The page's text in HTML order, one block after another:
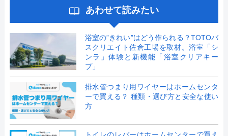
あわせて読みたい
浴室の”きれい”はどう作られる？TOTOバ
スクリエイト佐倉工場を取材。浴室「シ
ンラ」体験と新機能「浴室クリアキー
プ」
排水管つまり用ワイヤーはホームセンタ
ーで買える？ 種類・選び方と安全な使い
方